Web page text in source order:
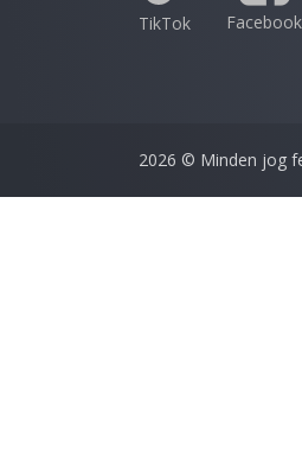
TikTok Facebook
2026 © Minden jog